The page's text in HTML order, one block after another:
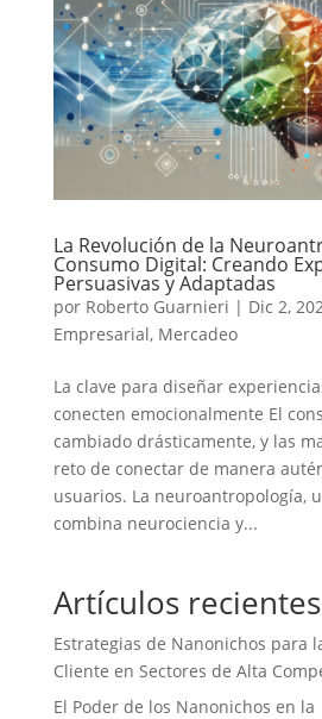
La Revolución de la
Consumo Digital: Creando
Persuasivas y Adaptadas
por Roberto Guarnieri | Dic 2,
Empresarial, Mercadeo
La clave para diseñar
conecten emocionalmente El
cambiado drásticamente, y las
reto de conectar de manera
usuarios. La neuroantropología,
combina neurociencia y...
Artículos recientes
Estrategias de Nanonichos para
Cliente en Sectores de Alta
El Poder de los Nanonichos en la